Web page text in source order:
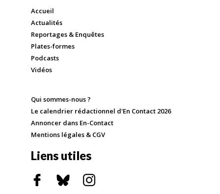
Accueil
Actualités
Reportages & Enquêtes
Plates-formes
Podcasts
Vidéos
Qui sommes-nous ?
Le calendrier rédactionnel d'En Contact 2026
Annoncer dans En-Contact
Mentions légales & CGV
Liens utiles